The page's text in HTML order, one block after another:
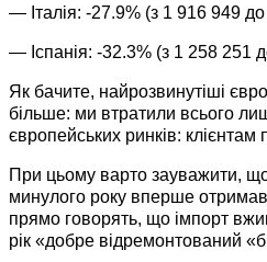
— Італія: -27.9% (з 1 916 949
— Іспанія: -32.3% (з 1 258 251
Як бачите, найрозвинутіші
більше: ми втратили всього
європейських ринків:
При цьому варто зауважити,
минулого року вперше отримав
прямо говорять, що імпорт
рік «добре відремонтований